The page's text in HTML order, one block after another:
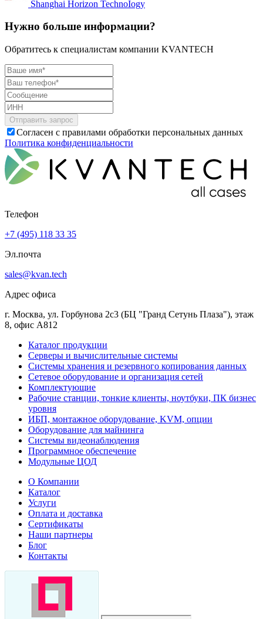
Shanghai Horizon TechnoIogy
Нужно больше информации?
Обратитесь к специалистам компании KVANTECH
Согласен с правилами обработки персональных данных
Политика конфиденциальности
Телефон
+7 (495) 118 33 35
Эл.почта
sales@kvan.tech
Адрес офиса
г. Москва, ул. Горбунова 2с3 (БЦ "Гранд Сетунь Плаза"), этаж
8, офис А812
Каталог продукции
Серверы и вычислительные системы
Системы хранения и резервного копирования данных
Сетевое оборудование и организация сетей
Комплектующие
Рабочие станции, тонкие клиенты, ноутбуки, ПК бизнес
уровня
ИБП, монтажное оборудование, KVM, опции
Оборудование для майнинга
Системы видеонаблюдения
Программное обеспечение
Модульные ЦОД
О Компании
Каталог
Услуги
Оплата и доставка
Сертификаты
Наши партнеры
Блог
Контакты